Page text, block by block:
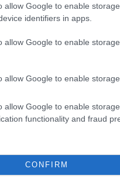
allow Google to enable
identifiers in apps.
allow Google to enable
allow Google to enable
allow Google to enable
functionality and fraud
CONFIRM
i tuoi video e
+39 345 356 7512
news da